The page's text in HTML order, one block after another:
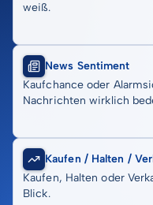
weiß.
News Sentiment
Kaufchance oder
Nachrichten wirklich
Kaufen / Halten /
Kaufen, Halten oder
Blick.